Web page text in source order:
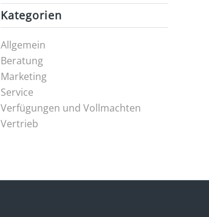
Kategorien
Allgemein
Beratung
Marketing
Service
Verfügungen und Vollmachten
Vertrieb